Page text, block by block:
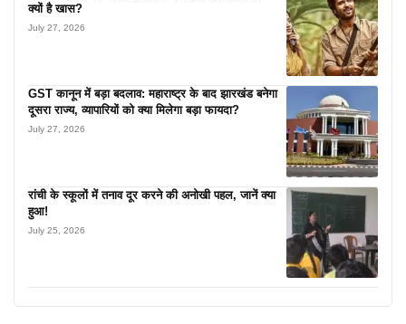
क्यों है खास?
July 27, 2026
GST कानून में बड़ा बदलाव: महाराष्ट्र के बाद झारखंड बनेगा
दूसरा राज्य, व्यापारियों को क्या मिलेगा बड़ा फायदा?
July 27, 2026
रांची के स्कूलों में तनाव दूर करने की अनोखी पहल, जानें क्या
हुआ!
July 25, 2026